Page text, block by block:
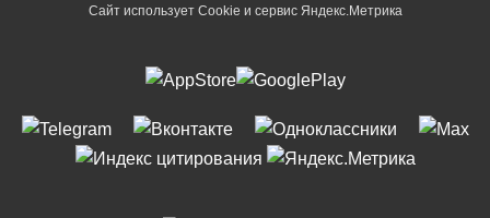
Сайт использует Cookie и сервиc Яндекс.Метрика